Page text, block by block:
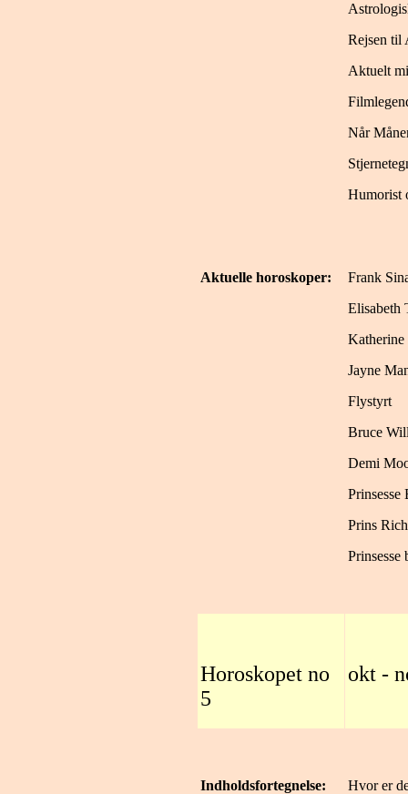
Rejsen til
Aktuelt
Når
Humorist
Aktuelle horoskoper:
Frank
Elisabeth
Jayne
Flystyrt
Bruce
Demi
Prinsesse
Prins
Prinsesse
Horoskopet no
5
okt -
Indholdsfortegnelse: Hvor er